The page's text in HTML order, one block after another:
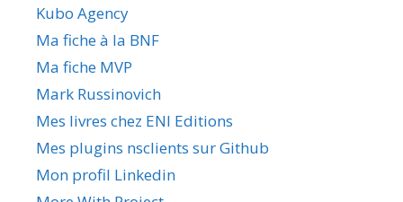
Kubo Agency
Ma fiche à la BNF
Ma fiche MVP
Mark Russinovich
Mes livres chez ENI Editions
Mes plugins nsclients sur Github
Mon profil Linkedin